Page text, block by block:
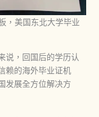
，美国东北大学毕业
说，回国后的学历认
赖的海外毕业证机
发展全方位解决方